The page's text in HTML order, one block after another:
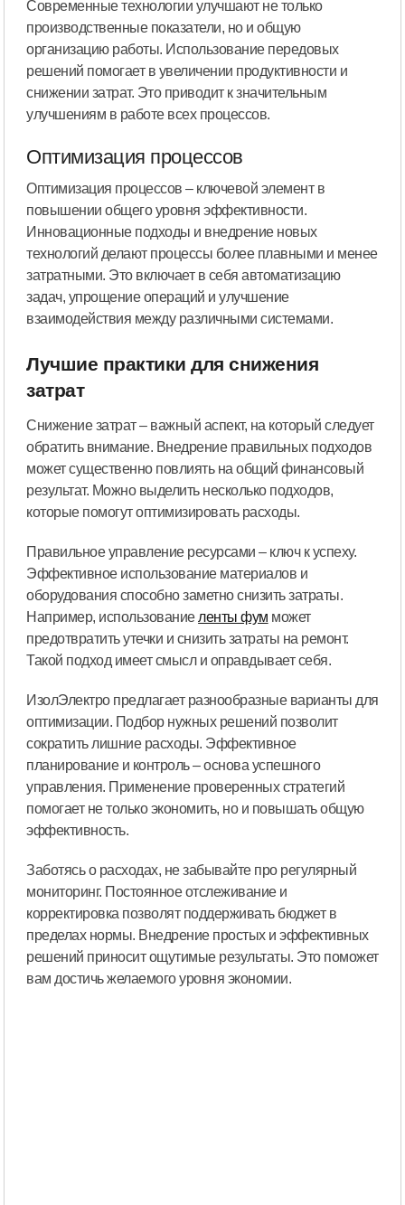
Современные технологии улучшают не только
производственные показатели, но и общую
организацию работы. Использование передовых
решений помогает в увеличении продуктивности и
снижении затрат. Это приводит к значительным
улучшениям в работе всех процессов.
Оптимизация процессов
Оптимизация процессов – ключевой элемент в
повышении общего уровня эффективности.
Инновационные подходы и внедрение новых
технологий делают процессы более плавными и менее
затратными. Это включает в себя автоматизацию
задач, упрощение операций и улучшение
взаимодействия между различными системами.
Лучшие практики для снижения
затрат
Снижение затрат – важный аспект, на который следует
обратить внимание. Внедрение правильных подходов
может существенно повлиять на общий финансовый
результат. Можно выделить несколько подходов,
которые помогут оптимизировать расходы.
Правильное управление ресурсами – ключ к успеху.
Эффективное использование материалов и
оборудования способно заметно снизить затраты.
Например, использование ленты фум может
предотвратить утечки и снизить затраты на ремонт.
Такой подход имеет смысл и оправдывает себя.
ИзолЭлектро предлагает разнообразные варианты для
оптимизации. Подбор нужных решений позволит
сократить лишние расходы. Эффективное
планирование и контроль – основа успешного
управления. Применение проверенных стратегий
помогает не только экономить, но и повышать общую
эффективность.
Заботясь о расходах, не забывайте про регулярный
мониторинг. Постоянное отслеживание и
корректировка позволят поддерживать бюджет в
пределах нормы. Внедрение простых и эффективных
решений приносит ощутимые результаты. Это поможет
вам достичь желаемого уровня экономии.